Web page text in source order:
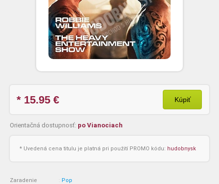
* 15.95 € Kúpiť
Orientačná dostupnosť: po Vianociach
* Uvedená cena titulu je platná pri použití PROMO kódu: hudobnysk
Zaradenie : Pop